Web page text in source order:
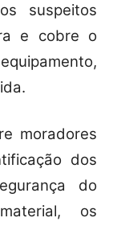
suspeitos
e cobre o
moradores
dos
do
os